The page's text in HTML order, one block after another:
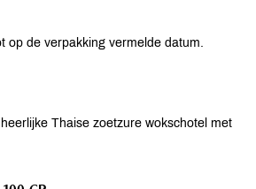
op de verpakking vermelde datum.
Thaise zoetzure wokschotel met